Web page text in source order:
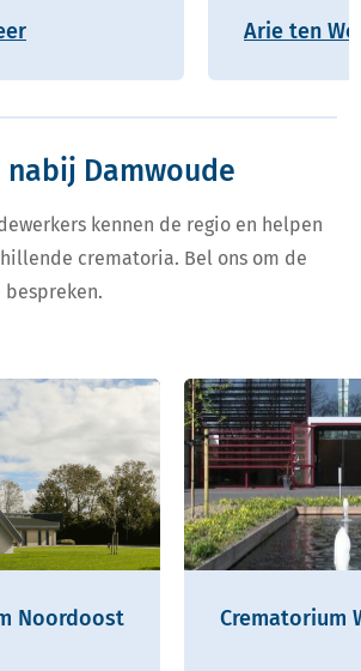
Arie ten
Damwoude
kennen de regio en helpen
crematoria. Bel ons om de
Noordoost
Crematorium